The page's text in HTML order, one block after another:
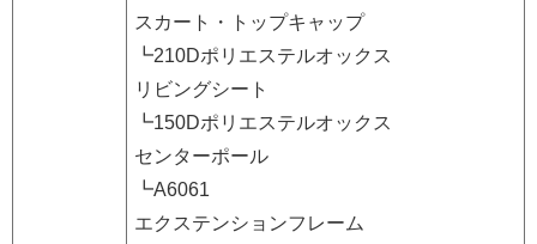
スカート・トップキャップ
┗210Dポリエステルオックス
リビングシート
┗150Dポリエステルオックス
センターポール
┗A6061
エクステンションフレーム